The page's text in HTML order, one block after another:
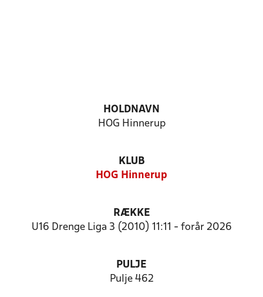
HOLDNAVN
HOG Hinnerup
KLUB
HOG Hinnerup
RÆKKE
U16 Drenge Liga 3 (2010) 11:11 - forår 2026
PULJE
Pulje 462